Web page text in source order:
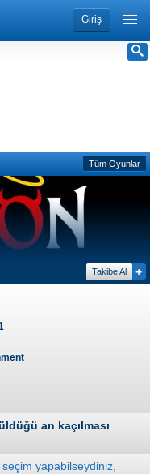
Giriş
Tüm Oyunlar
Takibe Al +
an kaçılması
yapabilseydiniz,